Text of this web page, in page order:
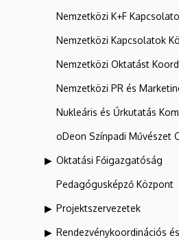
Nemzetközi K+F
Nemzetközi Kapcsolatok
Nemzetközi Oktatást
Nemzetközi PR és
Nukleáris és Űrkutatás
oDeon Színpadi Művészet
Oktatási Főigazgatóság
Pedagógusképző Központ
Projektszervezetek
Rendezvénykoordinációs